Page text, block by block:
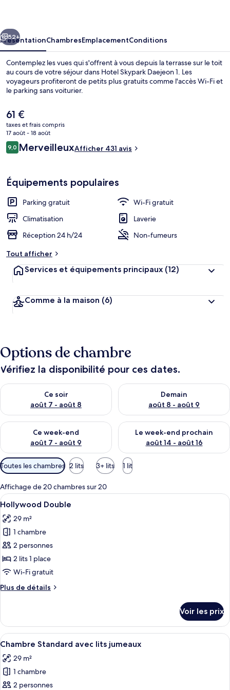
Extérieur
Suivant
52+
PrésentationChambresEmplacementConditions
Contemplez les vues qui s'offrent à vous depuis la terrasse sur le toit
au cours de votre séjour dans Hotel Skypark Daejeon 1. Les
voyageurs profiteront de petits plus gratuits comme l'accès Wi-Fi et
le parking sans voiturier.
Le
prix
actuel
est
de
61 €
taxes et frais compris
17 août - 18 août
Avis
voyageurs
9,09,0 sur 10
MerveilleuxAfficher 431 avis
Équipements populaires
Parking gratuit
Wi-Fi gratuit
Climatisation
Laverie
Réception 24 h/24
Non-fumeurs
Tout afficher
Services et équipements principaux (12)
Comme à la maison (6)
Options de chambre
Vérifiez la disponibilité pour ces dates.
Ce soir
août 7 - août 8
Vérifier la disponibilité pour ce soir août 7 - août 8
Demain
août 8 - août 9
Vérifier la disponibilité pour
Ce week-end
août 7 - août 9
Vérifier la disponibilité pour ce week-end août 7 - août 9
Le week-end prochain
août 14 - août 16
Vérifier la disponibilité pour
Filtres
disponibles
pour
les
chambres
Toutes les chambres 2 lits 3+ lits 1 lit
Affichage de 20 chambres sur 20
Afficher
toutes
les
photos
pour
ce
type
chambre :
Une chambre d’hôtel moderne
7
Hollywood Double
29 m²
1 chambre
2 personnes
2 lits 1 place
Wi-Fi gratuit
Plus de détails
Plus
le
type
de
Hollywood
Double
Voir les prix
Afficher
toutes
les
photos
pour
Une chambre d’hôtel avec deux lits,
7
Chambre Standard avec lits jumeaux
29 m²
1 chambre
2 personnes